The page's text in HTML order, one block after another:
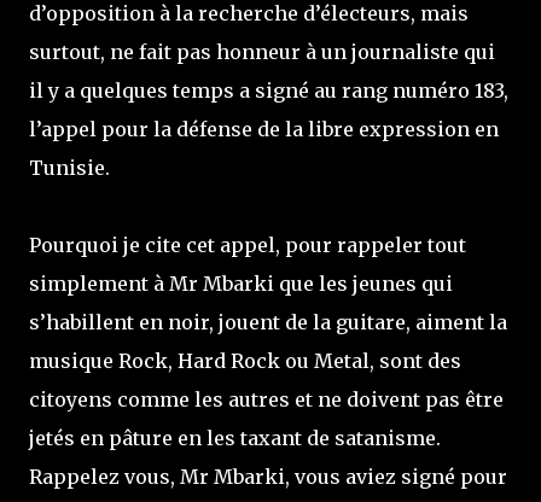
d’opposition à la recherche d’électeurs, mais
surtout, ne fait pas honneur à un journaliste qui
il y a quelques temps a signé au rang numéro 183,
l’appel pour la défense de la libre expression en
Tunisie.
Pourquoi je cite cet appel, pour rappeler tout
simplement à Mr Mbarki que les jeunes qui
s’habillent en noir, jouent de la guitare, aiment la
musique Rock, Hard Rock ou Metal, sont des
citoyens comme les autres et ne doivent pas être
jetés en pâture en les taxant de satanisme.
Rappelez vous, Mr Mbarki, vous aviez signé pour